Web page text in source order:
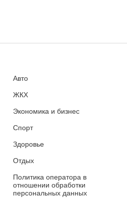
Авто
ЖКХ
Экономика и бизнес
Спорт
Здоровье
Отдых
Политика оператора в
отношении обработки
персональных данных